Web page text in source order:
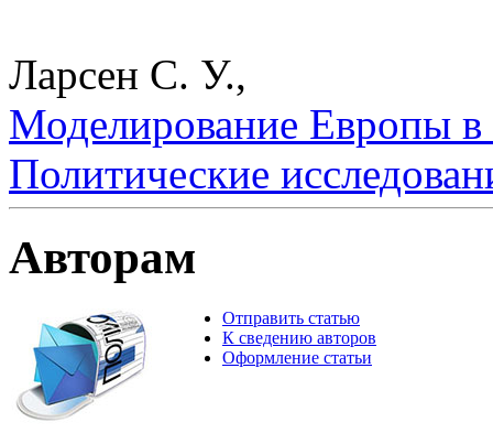
Ларсен С. У.,
Моделирование Европы в
Политические
Авторам
Отправить статью
К сведению авторов
Оформление статьи